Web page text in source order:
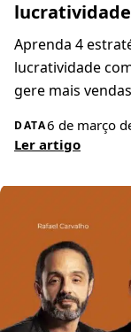
Aprenda 4
lucratividade
gere mais
DATA6 de março
Ler artigo